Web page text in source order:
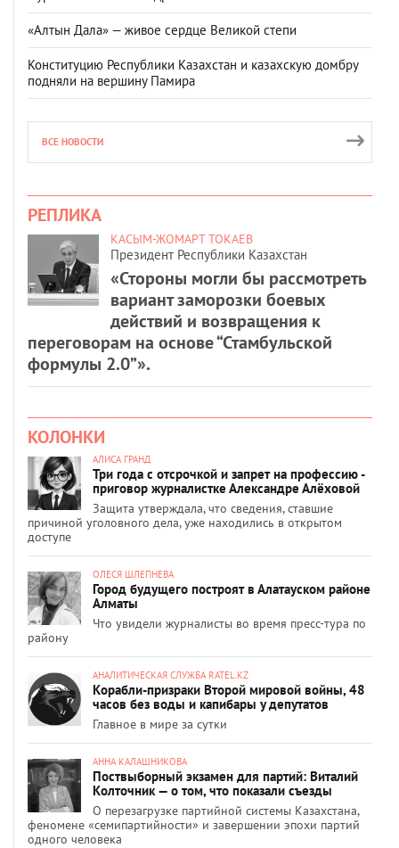
«Алтын Дала» — живое сердце Великой степи
Конституцию Республики Казахстан и казахскую домбру
подняли на вершину Памира
ВСЕ НОВОСТИ
РЕПЛИКА
КАСЫМ-ЖОМАРТ ТОКАЕВ
Президент Республики Казахстан
«Стороны могли бы рассмотреть
вариант заморозки боевых
действий и возвращения к
переговорам на основе “Стамбульской
формулы 2.0”».
КОЛОНКИ
АЛИСА ГРАНД
Три года с отсрочкой и запрет на профессию -
приговор журналистке Александре Алёховой
Защита утверждала, что сведения, ставшие
причиной уголовного дела, уже находились в открытом
доступе
ОЛЕСЯ ШЛЕПНЕВА
Город будущего построят в Алатауском районе
Алматы
Что увидели журналисты во время пресс-тура по
району
АНАЛИТИЧЕСКАЯ СЛУЖБА RATEL.KZ
Корабли-призраки Второй мировой войны, 48
часов без воды и капибары у депутатов
Главное в мире за сутки
АННА КАЛАШНИКОВА
Поствыборный экзамен для партий: Виталий
Колточник — о том, что показали съезды
О перезагрузке партийной системы Казахстана,
феномене «семипартийности» и завершении эпохи партий
одного человека